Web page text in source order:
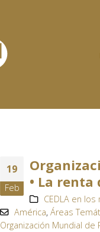
19
Feb
• La
CEDLA en
América,Áreas
Organización Mundial